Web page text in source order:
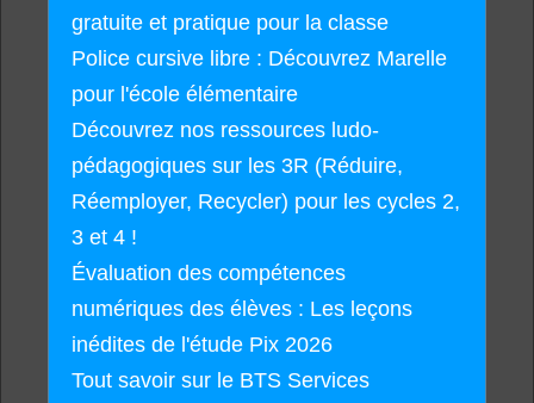
gratuite et pratique pour la classe
Police cursive libre : Découvrez Marelle
pour l'école élémentaire
Découvrez nos ressources ludo-
pédagogiques sur les 3R (Réduire,
Réemployer, Recycler) pour les cycles 2,
3 et 4 !
Évaluation des compétences
numériques des élèves : Les leçons
inédites de l'étude Pix 2026
Tout savoir sur le BTS Services